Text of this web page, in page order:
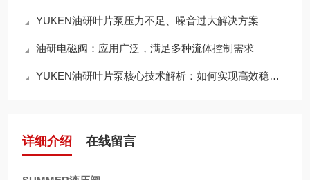
YUKEN油研叶片泵压力不足、噪音过大解决方案
油研电磁阀：应用广泛，满足多种流体控制需求
YUKEN油研叶片泵核心技术解析：如何实现高效稳定的液压动力输出？
详细介绍 在线留言